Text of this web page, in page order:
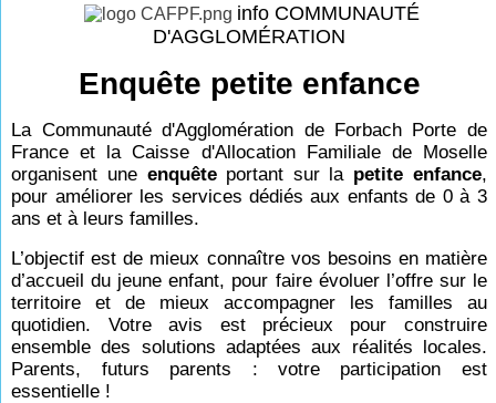
info COMMUNAUTÉ
D'AGGLOMÉRATION
Enquête petite enfance
La Communauté d'Agglomération de Forbach Porte de
France et la Caisse d'Allocation Familiale de Moselle
organisent une enquêteportant sur la petite enfance,
pour améliorer les services dédiés aux enfants de 0 à 3
ans et à leurs familles.
L’objectif est de mieux connaître vos besoins en matière
d’accueil du jeune enfant, pour faire évoluer l’offre sur le
territoire et de mieux accompagner les familles au
quotidien. Votre avis est précieux pour construire
ensemble des solutions adaptées aux réalités locales.
Parents, futurs parents : votre participation est
essentielle !